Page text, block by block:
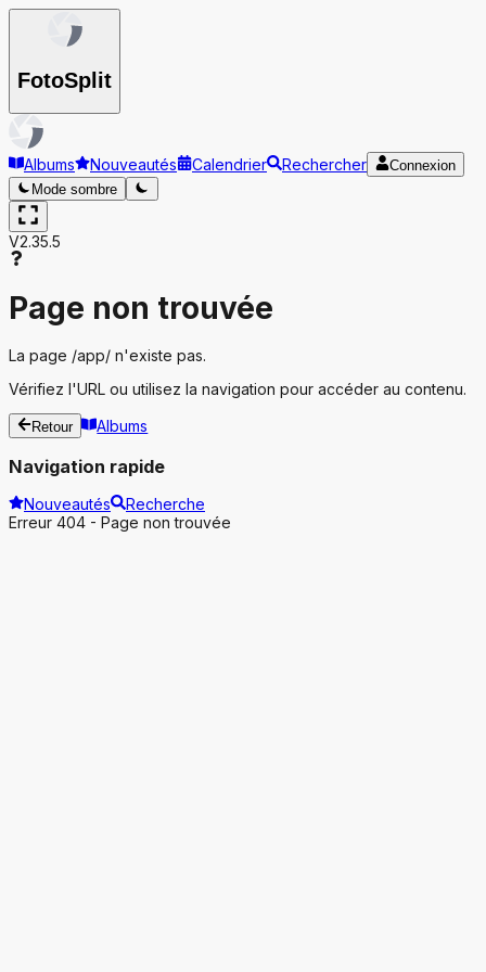
FotoSplit
Albums Nouveautés Calendrier Rechercher
Connexion
Mode sombre
V2.35.5
Page non trouvée
La page /app/ n'existe pas.
Vérifiez l'URL ou utilisez la navigation pour accéder au contenu.
Retour Albums
Navigation rapide
Nouveautés
Recherche
Erreur 404 - Page non trouvée